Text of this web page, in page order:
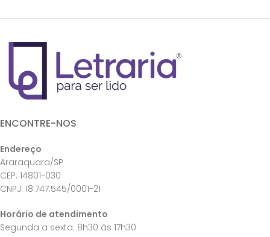
ENCONTRE-NOS
Endereço
Araraquara/SP
CEP: 14801-030
CNPJ: 18.747.545/0001-21
Horário de atendimento
Segunda a sexta: 8h30 às 17h30